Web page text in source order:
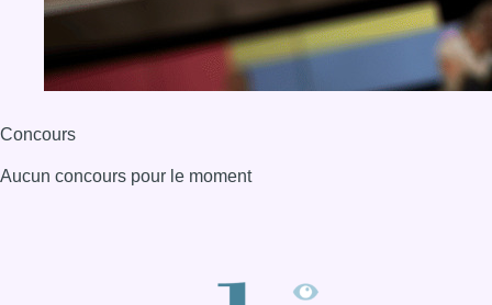
Concours
Aucun concours pour le moment